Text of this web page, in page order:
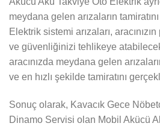
meydana gelen arızaların
Elektrik sistemi arızaları,
ve güvenliğinizi tehlikeye
aracınızda meydana gelen
ve en hızlı şekilde tamiratını
Sonuç olarak, Kavacık Gece
Dinamo Servisi olan Mobil Akücü